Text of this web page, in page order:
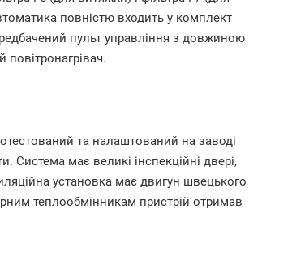
повністю входить у комплект
пульт управління з довжиною
повітронагрівач.
та налаштований на заводі
Система має великі інспекційні двері,
установка має двигун швецького
теплообмінникам пристрій отримав